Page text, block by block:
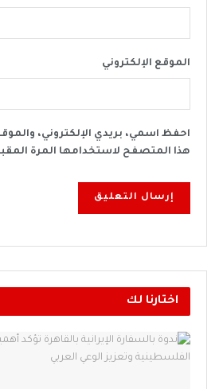
الموقع الإلكتروني
احفظ اسمي، بريدي الإلكتروني،
هذا المتصفح لاستخدامها المرة
اختارنا لك